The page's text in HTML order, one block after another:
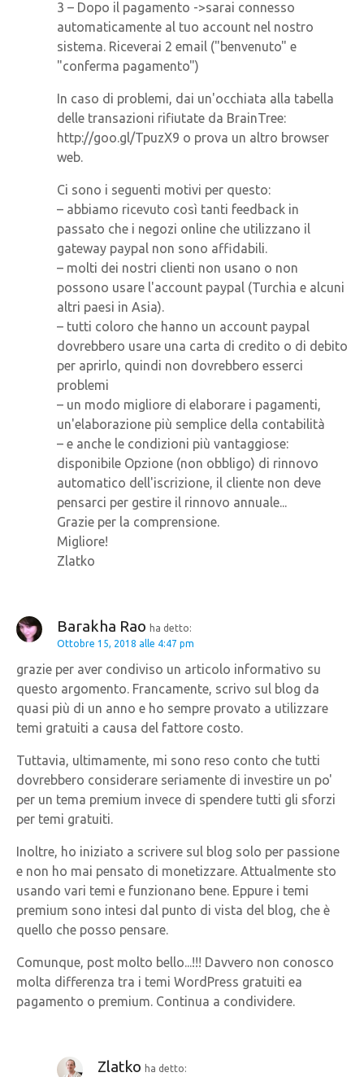
3 – Dopo il pagamento ->sarai connesso
automaticamente al tuo account nel nostro
sistema. Riceverai 2 email ("benvenuto" e
"conferma pagamento")
In caso di problemi, dai un'occhiata alla tabella
delle transazioni rifiutate da BrainTree:
http://goo.gl/TpuzX9 o prova un altro browser
web.
Ci sono i seguenti motivi per questo:
– abbiamo ricevuto così tanti feedback in
passato che i negozi online che utilizzano il
gateway paypal non sono affidabili.
– molti dei nostri clienti non usano o non
possono usare l'account paypal (Turchia e alcuni
altri paesi in Asia).
– tutti coloro che hanno un account paypal
dovrebbero usare una carta di credito o di debito
per aprirlo, quindi non dovrebbero esserci
problemi
– un modo migliore di elaborare i pagamenti,
un'elaborazione più semplice della contabilità
– e anche le condizioni più vantaggiose:
disponibile Opzione (non obbligo) di rinnovo
automatico dell'iscrizione, il cliente non deve
pensarci per gestire il rinnovo annuale...
Grazie per la comprensione.
Migliore!
Zlatko
Barakha Rao ha detto:
Ottobre 15, 2018 alle 4:47 pm
grazie per aver condiviso un articolo informativo su
questo argomento. Francamente, scrivo sul blog da
quasi più di un anno e ho sempre provato a utilizzare
temi gratuiti a causa del fattore costo.
Tuttavia, ultimamente, mi sono reso conto che tutti
dovrebbero considerare seriamente di investire un po'
per un tema premium invece di spendere tutti gli sforzi
per temi gratuiti.
Inoltre, ho iniziato a scrivere sul blog solo per passione
e non ho mai pensato di monetizzare. Attualmente sto
usando vari temi e funzionano bene. Eppure i temi
premium sono intesi dal punto di vista del blog, che è
quello che posso pensare.
Comunque, post molto bello...!!! Davvero non conosco
molta differenza tra i temi WordPress gratuiti ea
pagamento o premium. Continua a condividere.
Zlatko ha detto: